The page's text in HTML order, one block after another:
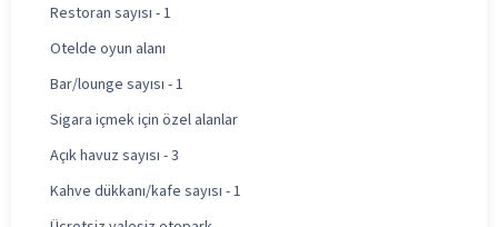
Restoran sayısı - 1
Otelde oyun alanı
Bar/lounge sayısı - 1
Sigara içmek için özel alanlar
Açık havuz sayısı - 3
Kahve dükkanı/kafe sayısı - 1